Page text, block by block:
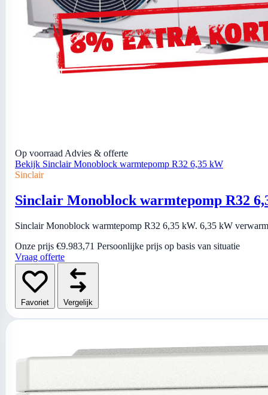
Op voorraad Advies & offerte
Bekijk Sinclair Monoblock warmtepomp R32 6,35 kW
Sinclair
Sinclair Monoblock warmtepomp R32
Sinclair Monoblock warmtepomp R32 6,35 kW. 6,35 kW
Onze prijs €9.983,71 Persoonlijke prijs op basis van situatie
Vraag offerte
Favoriet Vergelijk